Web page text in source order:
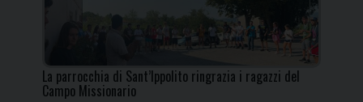
La parrocchia di Sant’Ippolito ringrazia i ragazzi del
Campo Missionario